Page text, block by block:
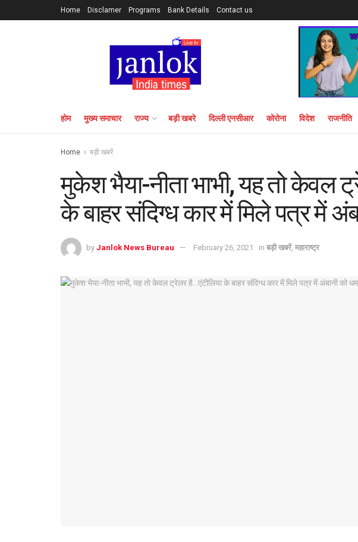
Home Disclamer Programs Bank Details Contact us
होम मुख्य समाचार राज्य बड़ी खबरे दिल्ली एनसीआर कोरोना विदेश राजनीति
Home बड़ी खबरें
मुकेश भैया-नीता भाभी, यह तो केवल
के बाहर संदिग्ध कार में मिले पत्र में
by Janlok News Bureau February 26, 2021 in बड़ी खबरें, महाराष्ट्र